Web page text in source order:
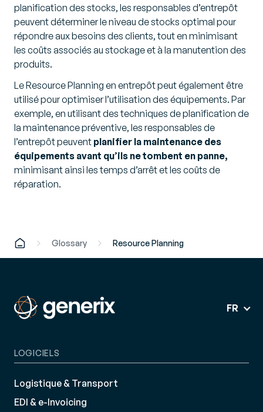
planification des stocks, les responsables d’entrepôt
peuvent déterminer le niveau de stocks optimal pour
répondre aux besoins des clients, tout en minimisant
les coûts associés au stockage et à la manutention des
produits.
Le Resource Planning en entrepôt peut également être
utilisé pour optimiser l’utilisation des équipements. Par
exemple, en utilisant des techniques de planification de
la maintenance préventive, les responsables de
l’entrepôt peuvent planifier la maintenance des
équipements avant qu’ils ne tombent en panne,
minimisant ainsi les temps d’arrêt et les coûts de
réparation.
Glossary Resource Planning
FR
LOGICIELS
Logistique & Transport
EDI & e-Invoicing